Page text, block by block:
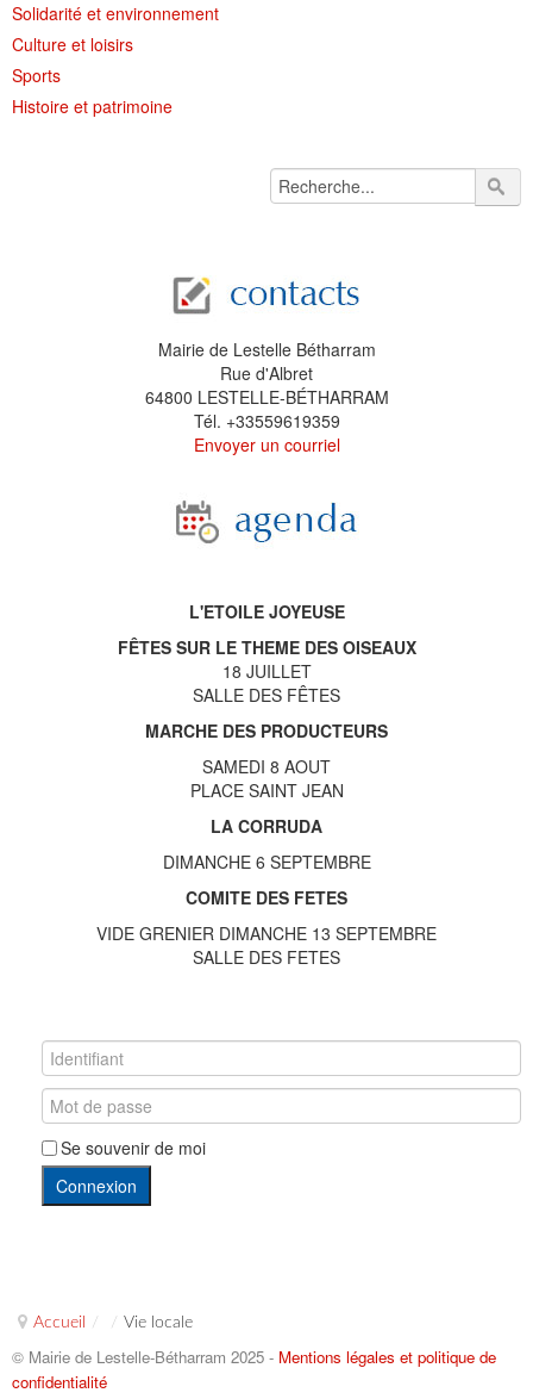
Solidarité et environnement
Culture et loisirs
Sports
Histoire et patrimoine
Mairie de Lestelle Bétharram
Rue d'Albret
64800 LESTELLE-BÉTHARRAM
Tél. +33559619359
Envoyer un courriel
L'ETOILE JOYEUSE
FÊTES SUR LE THEME DES OISEAUX
18 JUILLET
SALLE DES FÊTES
MARCHE DES PRODUCTEURS
SAMEDI 8 AOUT
PLACE SAINT JEAN
LA CORRUDA
DIMANCHE 6 SEPTEMBRE
COMITE DES FETES
VIDE GRENIER DIMANCHE 13 SEPTEMBRE
SALLE DES FETES
Se souvenir de moi
Connexion
Accueil / / Vie locale
© Mairie de Lestelle-Bétharram 2025 - Mentions légales et politique de
confidentialité